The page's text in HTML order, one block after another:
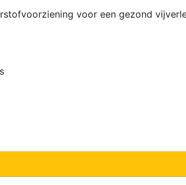
voor een gezond